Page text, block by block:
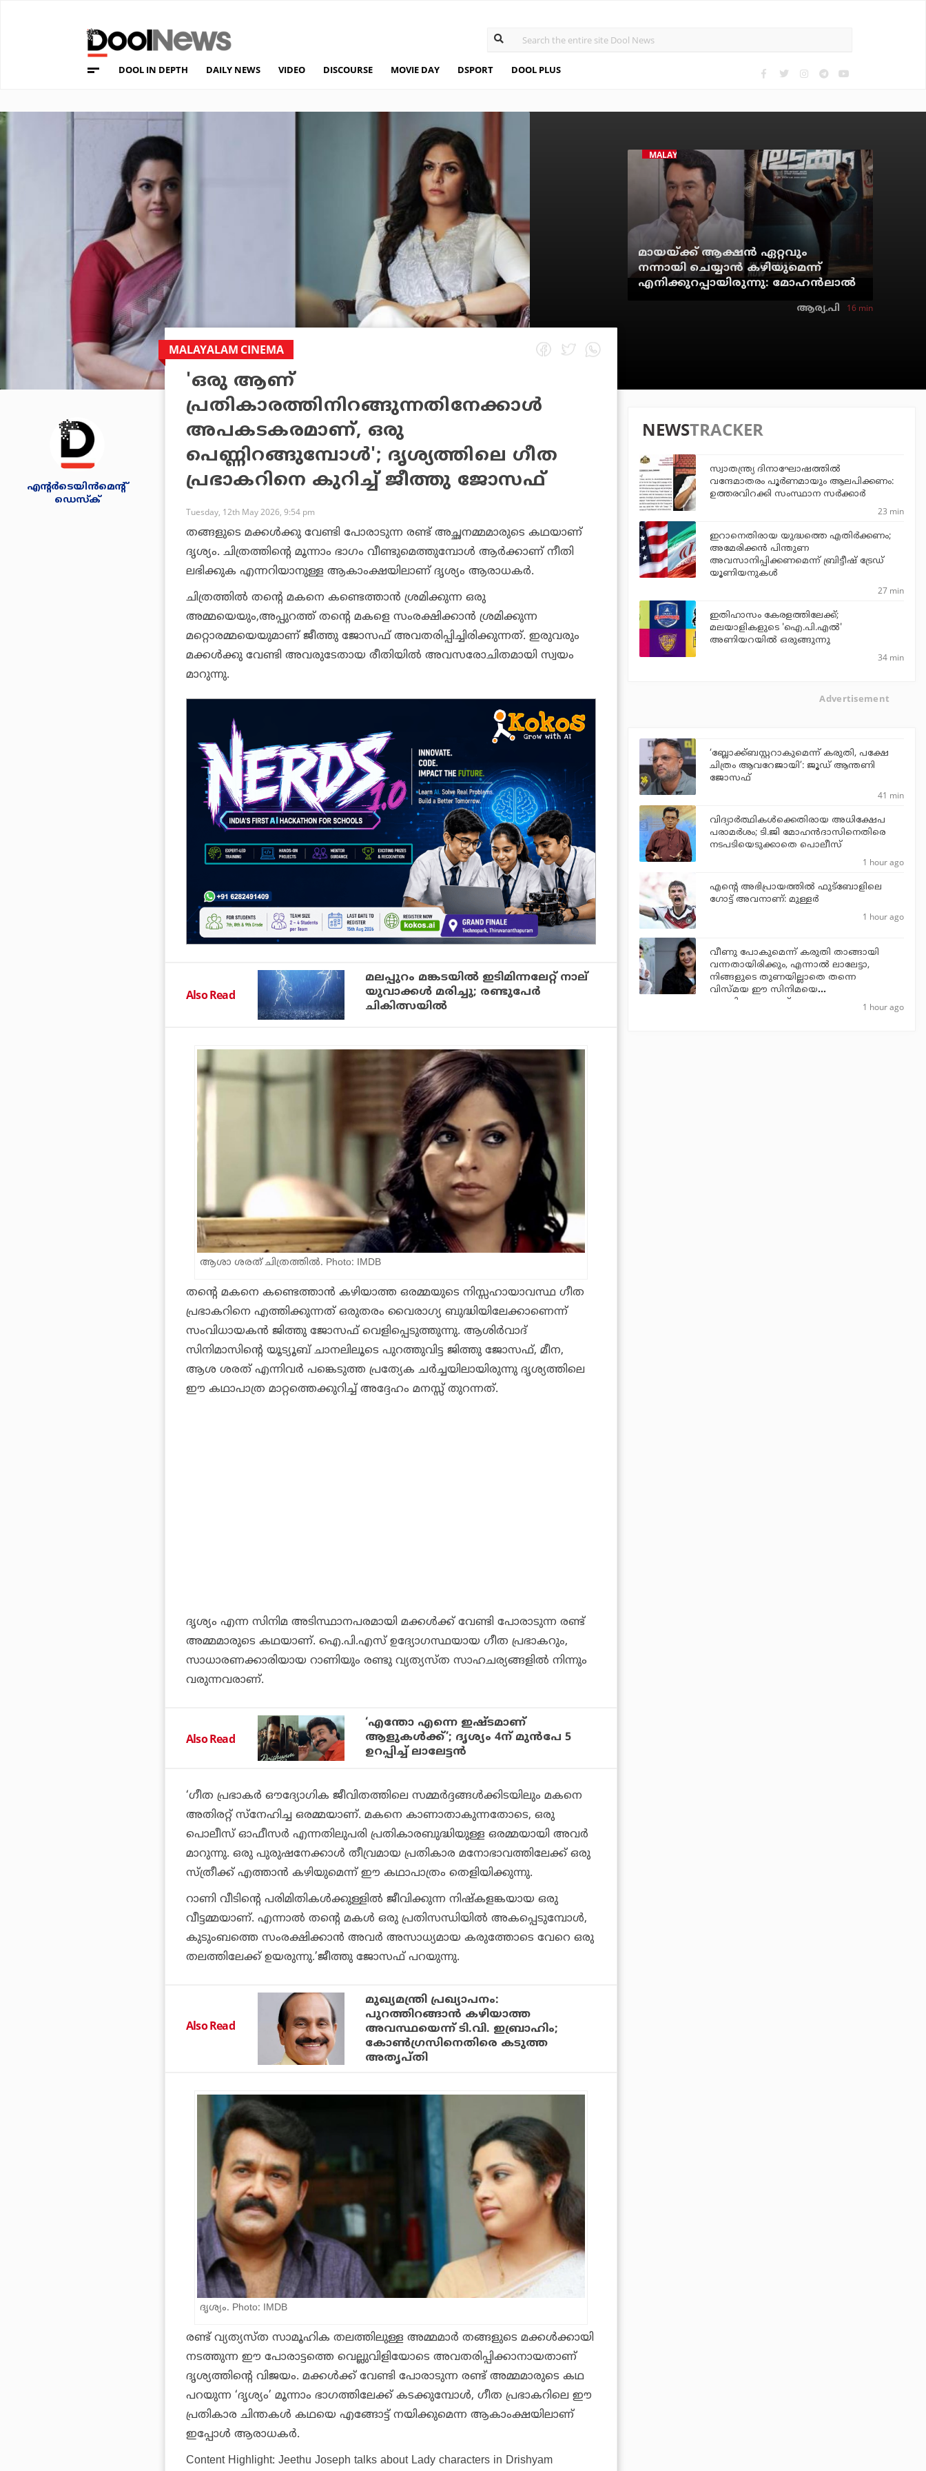
DOOL IN DEPTH DAILY NEWS VIDEO DISCOURSE MOVIE DAY DSPORT DOOL PLUS
MALAYALAM CINEMA
മായയ്ക്ക് ആക്ഷന്‍ ഏറ്റവും
നന്നായി ചെയ്യാന്‍ കഴിയുമെന്ന്
എനിക്കുറപ്പായിരുന്നു: മോഹന്‍ലാല്‍
ആര്യ.പി 16 min
എന്റര്‍ടെയിന്‍മെന്റ്
ഡെസ്‌ക്
MALAYALAM CINEMA
'ഒരു ആണ്
പ്രതികാരത്തിനിറങ്ങുന്നതിനേക്കാൾ
അപകടകരമാണ്, ഒരു
പെണ്ണിറങ്ങുമ്പോൾ'; ദൃശ്യത്തിലെ ഗീത
പ്രഭാകറിനെ കുറിച്ച് ജീത്തു ജോസഫ്
Tuesday, 12th May 2026, 9:54 pm
തങ്ങളുടെ മക്കൾക്കു വേണ്ടി പോരാടുന്ന രണ്ട്‌ അച്ഛനമ്മമാരുടെ കഥയാണ്
ദൃശ്യം. ചിത്രത്തിന്റെ മൂന്നാം ഭാഗം വീണ്ടുമെത്തുമ്പോൾ ആർക്കാണ് നീതി
ലഭിക്കുക എന്നറിയാനുള്ള ആകാംക്ഷയിലാണ് ദൃശ്യം ആരാധകർ.
ചിത്രത്തിൽ തന്റെ മകനെ കണ്ടെത്താൻ ശ്രമിക്കുന്ന ഒരു
അമ്മയെയും,അപ്പുറത്ത് തന്റെ മകളെ സംരക്ഷിക്കാൻ ശ്രമിക്കുന്ന
മറ്റൊരമ്മയെയുമാണ് ജീത്തു ജോസഫ് അവതരിപ്പിച്ചിരിക്കുന്നത്. ഇരുവരും
മക്കൾക്കു വേണ്ടി അവരുടേതായ രീതിയിൽ അവസരോചിതമായി സ്വയം
മാറുന്നു.
Also Read
മലപ്പുറം മങ്കടയില്‍ ഇടിമിന്നലേറ്റ് നാല്
യുവാക്കള്‍ മരിച്ചു; രണ്ടുപേര്‍
ചികിത്സയില്‍
ആശാ ശരത് ചിത്രത്തില്‍. Photo: IMDB
തന്റെ മകനെ കണ്ടെത്താൻ കഴിയാത്ത ഒരമ്മയുടെ നിസ്സഹായാവസ്ഥ ഗീത
പ്രഭാകറിനെ എത്തിക്കുന്നത് ഒരുതരം വൈരാഗ്യ ബുദ്ധിയിലേക്കാണെന്ന്
സംവിധായകൻ ജിത്തു ജോസഫ് വെളിപ്പെടുത്തുന്നു. ആശിർവാദ്
സിനിമാസിന്റെ യൂട്യൂബ് ചാനലിലൂടെ പുറത്തുവിട്ട ജിത്തു ജോസഫ്, മീന,
ആശ ശരത് എന്നിവർ പങ്കെടുത്ത പ്രത്യേക ചർച്ചയിലായിരുന്നു ദൃശ്യത്തിലെ
ഈ കഥാപാത്ര മാറ്റത്തെക്കുറിച്ച് അദ്ദേഹം മനസ്സ് തുറന്നത്.
ദൃശ്യം എന്ന സിനിമ അടിസ്ഥാനപരമായി മക്കൾക്ക് വേണ്ടി പോരാടുന്ന രണ്ട്
അമ്മമാരുടെ കഥയാണ്. ഐ.പി.എസ് ഉദ്യോഗസ്ഥയായ ഗീത പ്രഭാകറും,
സാധാരണക്കാരിയായ റാണിയും രണ്ടു വ്യത്യസ്ത സാഹചര്യങ്ങളിൽ നിന്നും
വരുന്നവരാണ്.
Also Read
‘എന്തോ എന്നെ ഇഷ്ടമാണ്
ആളുകൾക്ക്’; ദൃശ്യം 4ന് മുൻപേ 5
ഉറപ്പിച്ച് ലാലേട്ടൻ
‘ഗീത പ്രഭാകർ ഔദ്യോഗിക ജീവിതത്തിലെ സമ്മർദ്ദങ്ങൾക്കിടയിലും മകനെ
അതിരറ്റ് സ്നേഹിച്ച ഒരമ്മയാണ്. മകനെ കാണാതാകുന്നതോടെ, ഒരു
പൊലീസ് ഓഫീസർ എന്നതിലുപരി പ്രതികാരബുദ്ധിയുള്ള ഒരമ്മയായി അവർ
മാറുന്നു. ഒരു പുരുഷനേക്കാൾ തീവ്രമായ പ്രതികാര മനോഭാവത്തിലേക്ക്‌ ഒരു
സ്ത്രീക്ക് എത്താൻ കഴിയുമെന്ന് ഈ കഥാപാത്രം തെളിയിക്കുന്നു.
റാണി വീടിന്റെ പരിമിതികൾക്കുള്ളിൽ ജീവിക്കുന്ന നിഷ്കളങ്കയായ ഒരു
വീട്ടമ്മയാണ്. എന്നാൽ തന്റെ മകൾ ഒരു പ്രതിസന്ധിയിൽ അകപ്പെടുമ്പോൾ,
കുടുംബത്തെ സംരക്ഷിക്കാൻ അവർ അസാധ്യമായ കരുത്തോടെ വേറെ ഒരു
തലത്തിലേക്ക് ഉയരുന്നു.’ജീത്തു ജോസഫ് പറയുന്നു.
Also Read
മുഖ്യമന്ത്രി പ്രഖ്യാപനം:
പുറത്തിറങ്ങാന്‍ കഴിയാത്ത
അവസ്ഥയെന്ന് ടി.വി. ഇബ്രാഹിം;
കോണ്‍ഗ്രസിനെതിരെ കടുത്ത
അതൃപ്തി
ദൃശ്യം. Photo: IMDB
രണ്ട് വ്യത്യസ്ത സാമൂഹിക തലത്തിലുള്ള അമ്മമാർ തങ്ങളുടെ മക്കൾക്കായി
നടത്തുന്ന ഈ പോരാട്ടത്തെ വെല്ലുവിളിയോടെ അവതരിപ്പിക്കാനായതാണ്
ദൃശ്യത്തിന്റെ വിജയം. മക്കൾക്ക് വേണ്ടി പോരാടുന്ന രണ്ട് അമ്മമാരുടെ കഥ
പറയുന്ന ‘ദൃശ്യം’ മൂന്നാം ഭാഗത്തിലേക്ക് കടക്കുമ്പോൾ, ഗീത പ്രഭാകറിലെ ഈ
പ്രതികാര ചിന്തകൾ കഥയെ എങ്ങോട്ട് നയിക്കുമെന്ന ആകാംക്ഷയിലാണ്
ഇപ്പോൾ ആരാധകർ.
Content Highlight: Jeethu Joseph talks about Lady characters in Drishyam
NEWSTRACKER
സ്വാതന്ത്ര്യ ദിനാഘോഷത്തില്‍
വന്ദേമാതരം പൂര്‍ണമായും ആലപിക്കണം:
ഉത്തരവിറക്കി സംസ്ഥാന സര്‍ക്കാര്‍
23 min
ഇറാനെതിരായ യുദ്ധത്തെ എതിര്‍ക്കണം;
അമേരിക്കന്‍ പിന്തുണ
അവസാനിപ്പിക്കണമെന്ന് ബ്രിട്ടീഷ് ട്രേഡ്
യൂണിയനുകള്‍
27 min
ഇതിഹാസം കേരളത്തിലേക്ക്;
മലയാളികളുടെ 'ഐ.പി.എല്‍'
അണിയറയില്‍ ഒരുങ്ങുന്നു
34 min
Advertisement
‘ബ്ലോക്ക്ബസ്റ്ററാകുമെന്ന് കരുതി, പക്ഷേ
ചിത്രം ആവറേജായി’: ജൂഡ് ആന്തണി
ജോസഫ്
41 min
വിദ്യാര്‍ത്ഥികള്‍ക്കെതിരായ അധിക്ഷേപ
പരാമര്‍ശം; ടി.ജി മോഹന്‍ദാസിനെതിരെ
നടപടിയെടുക്കാതെ പൊലീസ്
1 hour ago
എന്റെ അഭിപ്രായത്തില്‍ ഫുട്‌ബോളിലെ
ഗോട്ട് അവനാണ്: മുള്ളര്‍
1 hour ago
വീണു പോകുമെന്ന് കരുതി താങ്ങായി
വന്നതായിരിക്കും, എന്നാല്‍ ലാലേട്ടാ,
നിങ്ങളുടെ തുണയില്ലാതെ തന്നെ
വിസ്മയ ഈ സിനിമയെ
തോളിലേറ്റുന്നുണ്ട്
1 hour ago